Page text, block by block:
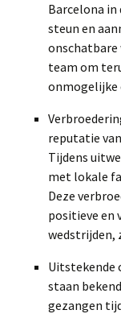
Barcelona in
steun en
onschatbare
team om
onmogelijke
reputatie
Tijdens
met lokale
Deze
positieve en
wedstrijden,
Uitstekende
staan
gezangen